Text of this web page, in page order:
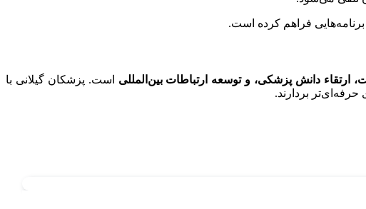
فراهم کرده است.
دانش پزشکی، و توسعه ارتباطات بین‌المللی است. پزشکان گیلانی با
بردارند.